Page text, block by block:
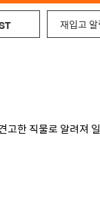
재입고
한 직물로 알려져